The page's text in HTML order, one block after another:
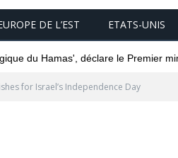
DE L’EST ETATS-UNIS
du Hamas', déclare le Premier
for Israel’s Independence Day